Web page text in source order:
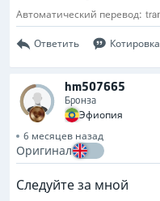
Автоматический перевод:
Ответить Котировка
hm507665
Бронза
Эфиопия
6 месяцев назад
Оригинал
Следуйте за мной